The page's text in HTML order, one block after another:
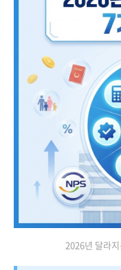
2026년 달라